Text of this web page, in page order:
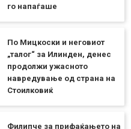
го напаѓаше
По Мицкоски и неговиот
„талог“ за Илинден, денес
продолжи ужасното
навредување од страна на
Стоилковиќ
Филипче за прифаќањето на